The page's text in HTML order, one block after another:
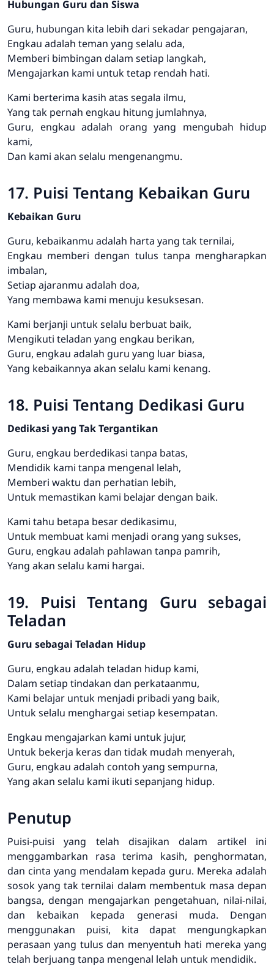
Hubungan Guru dan Siswa
Guru, hubungan kita lebih dari sekadar pengajaran,
Engkau adalah teman yang selalu ada,
Memberi bimbingan dalam setiap langkah,
Mengajarkan kami untuk tetap rendah hati.
Kami berterima kasih atas segala ilmu,
Yang tak pernah engkau hitung jumlahnya,
Guru, engkau adalah orang yang mengubah hidup
kami,
Dan kami akan selalu mengenangmu.
17. Puisi Tentang Kebaikan Guru
Kebaikan Guru
Guru, kebaikanmu adalah harta yang tak ternilai,
Engkau memberi dengan tulus tanpa mengharapkan
imbalan,
Setiap ajaranmu adalah doa,
Yang membawa kami menuju kesuksesan.
Kami berjanji untuk selalu berbuat baik,
Mengikuti teladan yang engkau berikan,
Guru, engkau adalah guru yang luar biasa,
Yang kebaikannya akan selalu kami kenang.
18. Puisi Tentang Dedikasi Guru
Dedikasi yang Tak Tergantikan
Guru, engkau berdedikasi tanpa batas,
Mendidik kami tanpa mengenal lelah,
Memberi waktu dan perhatian lebih,
Untuk memastikan kami belajar dengan baik.
Kami tahu betapa besar dedikasimu,
Untuk membuat kami menjadi orang yang sukses,
Guru, engkau adalah pahlawan tanpa pamrih,
Yang akan selalu kami hargai.
19. Puisi Tentang Guru sebagai
Teladan
Guru sebagai Teladan Hidup
Guru, engkau adalah teladan hidup kami,
Dalam setiap tindakan dan perkataanmu,
Kami belajar untuk menjadi pribadi yang baik,
Untuk selalu menghargai setiap kesempatan.
Engkau mengajarkan kami untuk jujur,
Untuk bekerja keras dan tidak mudah menyerah,
Guru, engkau adalah contoh yang sempurna,
Yang akan selalu kami ikuti sepanjang hidup.
Penutup
Puisi-puisi yang telah disajikan dalam artikel ini
menggambarkan rasa terima kasih, penghormatan,
dan cinta yang mendalam kepada guru. Mereka adalah
sosok yang tak ternilai dalam membentuk masa depan
bangsa, dengan mengajarkan pengetahuan, nilai-nilai,
dan kebaikan kepada generasi muda. Dengan
menggunakan puisi, kita dapat mengungkapkan
perasaan yang tulus dan menyentuh hati mereka yang
telah berjuang tanpa mengenal lelah untuk mendidik.